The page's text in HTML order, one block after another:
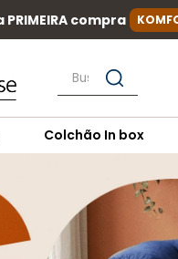
compra
Busque por nome,
Colchão In box